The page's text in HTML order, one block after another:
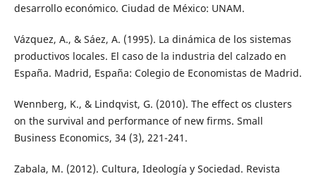
desarrollo económico. Ciudad de México: UNAM.
Vázquez, A., & Sáez, A. (1995). La dinámica de los sistemas
productivos locales. El caso de la industria del calzado en
España. Madrid, España: Colegio de Economistas de Madrid.
Wennberg, K., & Lindqvist, G. (2010). The effect os clusters
on the survival and performance of new firms. Small
Business Economics, 34 (3), 221-241.
Zabala, M. (2012). Cultura, Ideología y Sociedad. Revista